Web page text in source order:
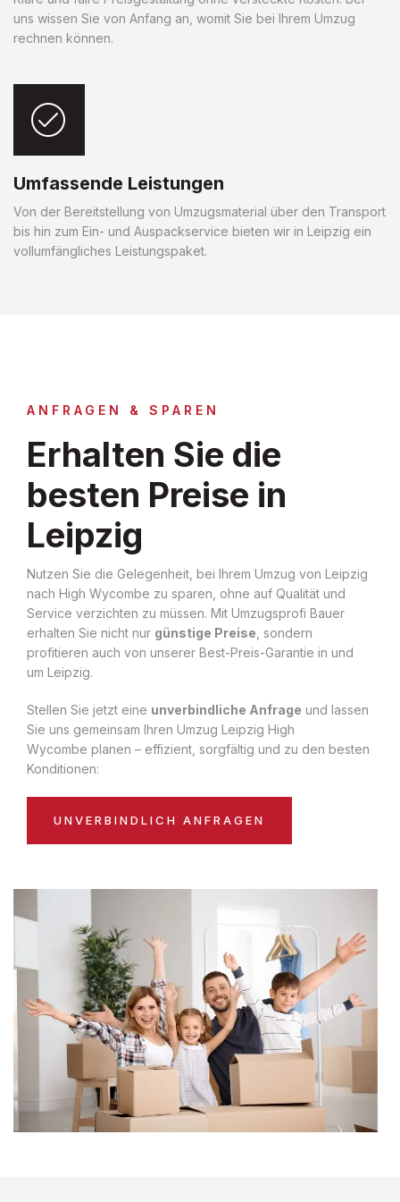
uns wissen Sie von Anfang an, womit Sie bei Ihrem Umzug
rechnen können.
Umfassende Leistungen
Von der Bereitstellung von Umzugsmaterial über den Transport
bis hin zum Ein- und Auspackservice bieten wir in Leipzig ein
vollumfängliches Leistungspaket.
ANFRAGEN & SPAREN
Erhalten Sie die
besten Preise in
Leipzig
Nutzen Sie die Gelegenheit, bei Ihrem Umzug von Leipzig
nach High Wycombe zu sparen, ohne auf Qualität und
Service verzichten zu müssen. Mit Umzugsprofi Bauer
erhalten Sie nicht nur günstige Preise , sondern
profitieren auch von unserer Best-Preis-Garantie in und
um Leipzig.
Stellen Sie jetzt eine unverbindliche Anfrage und lassen
Sie uns gemeinsam Ihren Umzug Leipzig High
Wycombe planen – effizient, sorgfältig und zu den besten
Konditionen:
UNVERBINDLICH ANFRAGEN